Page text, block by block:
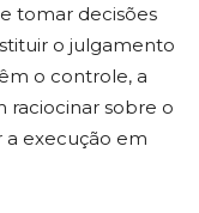
tomar decisões
o julgamento
o controle, a
raciocinar sobre o
execução em